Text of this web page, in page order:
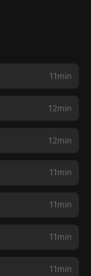
11min
12min
12min
11min
11min
11min
11min